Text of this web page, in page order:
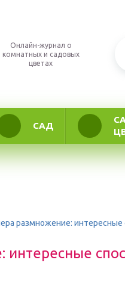
Онлайн-журнал о
комнатных и садовых
цветах
САД
размножение: интересные